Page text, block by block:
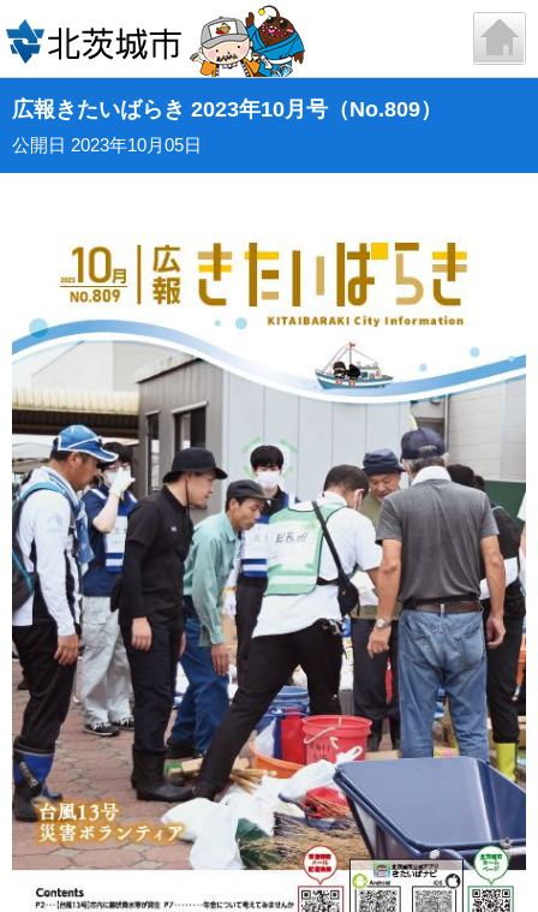
広報きたいばらき 2023年10月号（No.809）
公開日 2023年10月05日